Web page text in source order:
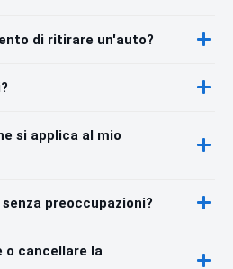
di ritirare un'auto?
si applica al mio
preoccupazioni?
o cancellare la